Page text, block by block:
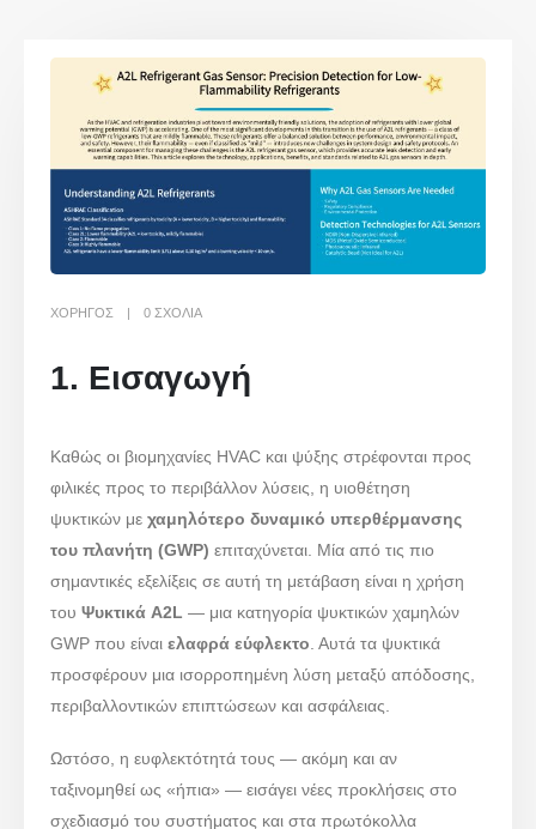
ΧΟΡΗΓΌΣ 0 ΣΧΌΛΙΑ
1. Εισαγωγή
Καθώς οι βιομηχανίες HVAC και ψύξης στρέφονται προς
φιλικές προς το περιβάλλον λύσεις, η υιοθέτηση
ψυκτικών μεχαμηλότερο δυναμικό υπερθέρμανσης
του πλανήτη (GWP) επιταχύνεται. Μία από τις πιο
σημαντικές εξελίξεις σε αυτή τη μετάβαση είναι η χρήση
τουΨυκτικά A2L — μια κατηγορία ψυκτικών χαμηλών
GWP που είναιελαφρά εύφλεκτο . Αυτά τα ψυκτικά
προσφέρουν μια ισορροπημένη λύση μεταξύ απόδοσης,
περιβαλλοντικών επιπτώσεων και ασφάλειας.
Ωστόσο, η ευφλεκτότητά τους — ακόμη και αν
ταξινομηθεί ως «ήπια» — εισάγει νέες προκλήσεις στο
σχεδιασμό του συστήματος και στα πρωτόκολλα